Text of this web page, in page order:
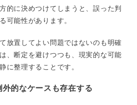
的に決めつけてしまうと、誤った判
可能性があります。
放置してよい問題ではないのも明確
、断定を避けつつも、現実的な可能
に整理することです。
的なケースも存在する